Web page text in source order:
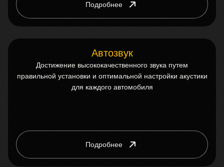
Подробнее
Автозвук
Достижение высококачественного звука путем
правильной установки и оптимальной настройки акустики
для каждого автомобиля
Подробнее